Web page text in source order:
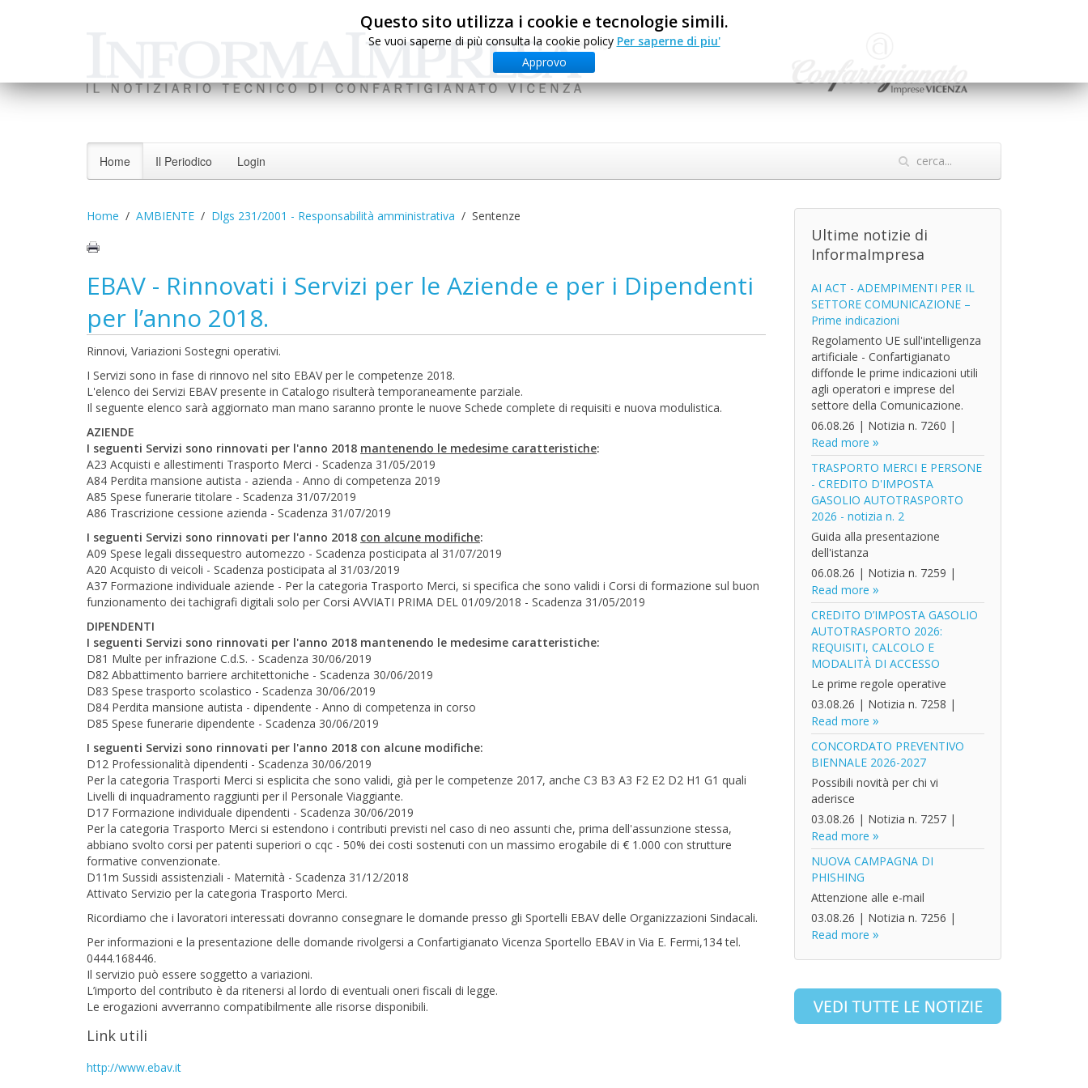
Questo sito utilizza i cookie e tecnologie simili.
Se vuoi saperne di più consulta la cookie policy Per saperne di piu'
Approvo
Home Il Periodico Login
Home AMBIENTE Dlgs 231/2001 - Responsabilità amministrativa Sentenze
EBAV - Rinnovati i Servizi per le Aziende e per i Dipendenti
per l’anno 2018.
Rinnovi, Variazioni Sostegni operativi.
I Servizi sono in fase di rinnovo nel sito EBAV per le competenze 2018.
L'elenco dei Servizi EBAV presente in Catalogo risulterà temporaneamente parziale.
Il seguente elenco sarà aggiornato man mano saranno pronte le nuove Schede complete di requisiti e nuova modulistica.
AZIENDE
I seguenti Servizi sono rinnovati per l'anno 2018 mantenendo le medesime caratteristiche:
A23 Acquisti e allestimenti Trasporto Merci - Scadenza 31/05/2019
A84 Perdita mansione autista - azienda - Anno di competenza 2019
A85 Spese funerarie titolare - Scadenza 31/07/2019
A86 Trascrizione cessione azienda - Scadenza 31/07/2019
I seguenti Servizi sono rinnovati per l'anno 2018 con alcune modifiche:
A09 Spese legali dissequestro automezzo - Scadenza posticipata al 31/07/2019
A20 Acquisto di veicoli - Scadenza posticipata al 31/03/2019
A37 Formazione individuale aziende - Per la categoria Trasporto Merci, si specifica che sono validi i Corsi di formazione sul buon
funzionamento dei tachigrafi digitali solo per Corsi AVVIATI PRIMA DEL 01/09/2018 - Scadenza 31/05/2019
DIPENDENTI
I seguenti Servizi sono rinnovati per l'anno 2018 mantenendo le medesime caratteristiche:
D81 Multe per infrazione C.d.S. - Scadenza 30/06/2019
D82 Abbattimento barriere architettoniche - Scadenza 30/06/2019
D83 Spese trasporto scolastico - Scadenza 30/06/2019
D84 Perdita mansione autista - dipendente - Anno di competenza in corso
D85 Spese funerarie dipendente - Scadenza 30/06/2019
I seguenti Servizi sono rinnovati per l'anno 2018 con alcune modifiche:
D12 Professionalità dipendenti - Scadenza 30/06/2019
Per la categoria Trasporti Merci si esplicita che sono validi, già per le competenze 2017, anche C3 B3 A3 F2 E2 D2 H1 G1 quali
Livelli di inquadramento raggiunti per il Personale Viaggiante.
D17 Formazione individuale dipendenti - Scadenza 30/06/2019
Per la categoria Trasporto Merci si estendono i contributi previsti nel caso di neo assunti che, prima dell'assunzione stessa,
abbiano svolto corsi per patenti superiori o cqc - 50% dei costi sostenuti con un massimo erogabile di € 1.000 con strutture
formative convenzionate.
D11m Sussidi assistenziali - Maternità - Scadenza 31/12/2018
Attivato Servizio per la categoria Trasporto Merci.
Ricordiamo che i lavoratori interessati dovranno consegnare le domande presso gli Sportelli EBAV delle Organizzazioni Sindacali.
Per informazioni e la presentazione delle domande rivolgersi a Confartigianato Vicenza Sportello EBAV in Via E. Fermi,134 tel.
0444.168446.
Il servizio può essere soggetto a variazioni.
L’importo del contributo è da ritenersi al lordo di eventuali oneri fiscali di legge.
Le erogazioni avverranno compatibilmente alle risorse disponibili.
Link utili
http://www.ebav.it
Ultime notizie di
InformaImpresa
AI ACT - ADEMPIMENTI PER IL
SETTORE COMUNICAZIONE –
Prime indicazioni
Regolamento UE sull'intelligenza
artificiale - Confartigianato
diffonde le prime indicazioni utili
agli operatori e imprese del
settore della Comunicazione.
06.08.26 | Notizia n. 7260 |
Read more
TRASPORTO MERCI E PERSONE
- CREDITO D'IMPOSTA
GASOLIO AUTOTRASPORTO
2026 - notizia n. 2
Guida alla presentazione
dell'istanza
06.08.26 | Notizia n. 7259 |
Read more
CREDITO D’IMPOSTA GASOLIO
AUTOTRASPORTO 2026:
REQUISITI, CALCOLO E
MODALITÀ DI ACCESSO
Le prime regole operative
03.08.26 | Notizia n. 7258 |
Read more
CONCORDATO PREVENTIVO
BIENNALE 2026-2027
Possibili novità per chi vi
aderisce
03.08.26 | Notizia n. 7257|
Read more
NUOVA CAMPAGNA DI
PHISHING
Attenzione alle e-mail
03.08.26 | Notizia n. 7256 |
Read more